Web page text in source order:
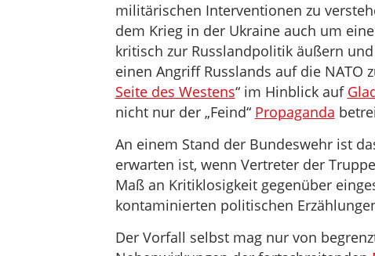
militärischen Interventionen zu
dem Krieg in der Ukraine auch um
kritisch zur Russlandpolitik äußern
einen Angriff Russlands auf die NATO
Seite des Westens“ im Hinblick auf
nicht nur der „Feind“ Propaganda
An einem Stand der Bundeswehr ist
erwarten ist, wenn Vertreter der
Maß an Kritiklosigkeit gegenüber
kontaminierten politischen
Der Vorfall selbst mag nur von